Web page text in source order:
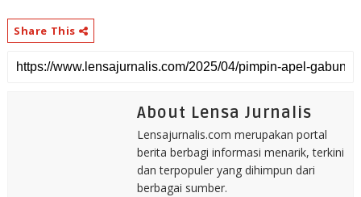
Share This
About Lensa Jurnalis
Lensajurnalis.com merupakan portal
berita berbagi informasi menarik, terkini
dan terpopuler yang dihimpun dari
berbagai sumber.